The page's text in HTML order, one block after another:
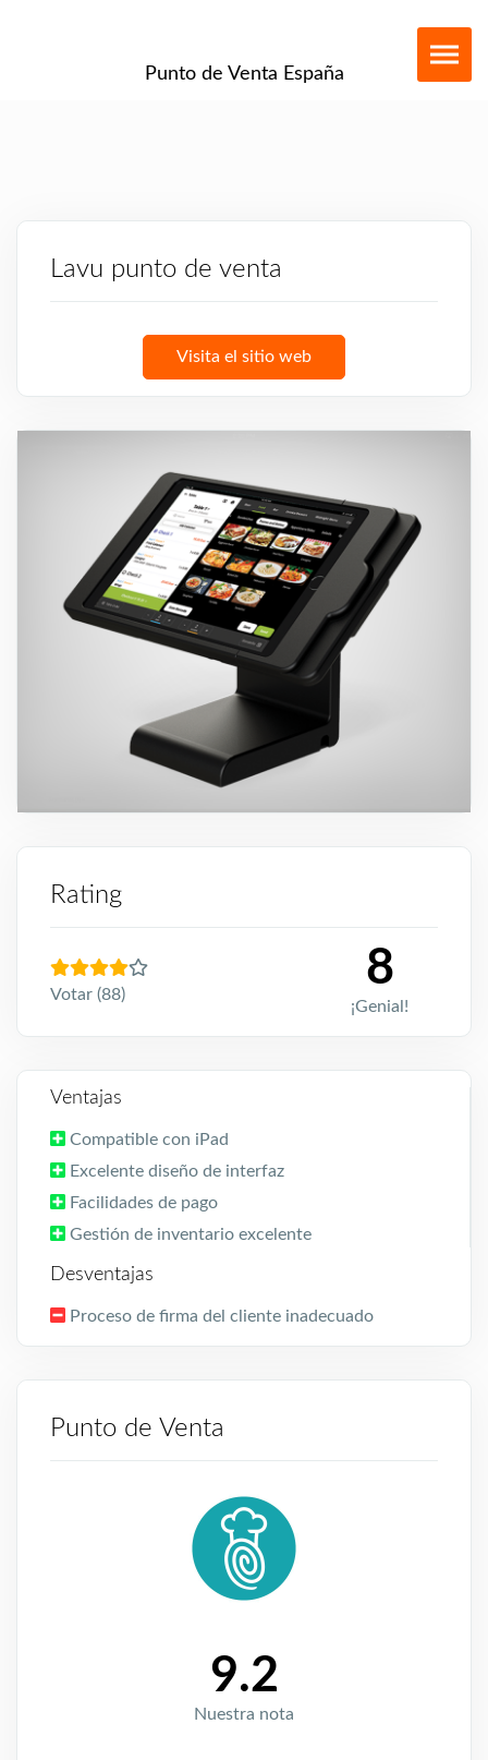
Punto de Venta España
Rating
Votar (88)
8
¡Genial!
Ventajas
Compatible con iPad
Excelente diseño de interfaz
Facilidades de pago
Gestión de inventario excelente
Desventajas
Proceso de firma del cliente inadecuado
Punto de Venta
9.2
Nuestra nota
Lavu punto de venta
Visita el sitio web